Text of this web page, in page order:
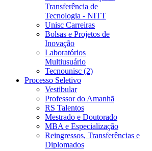
Transferência de
Tecnologia - NITT
Unisc Carreiras
Bolsas e Projetos de
Inovação
Laboratórios
Multiusuário
Tecnounisc (2)
Processo Seletivo
Vestibular
Professor do Amanhã
RS Talentos
Mestrado e Doutorado
MBA e Especialização
Reingressos, Transferências e
Diplomados